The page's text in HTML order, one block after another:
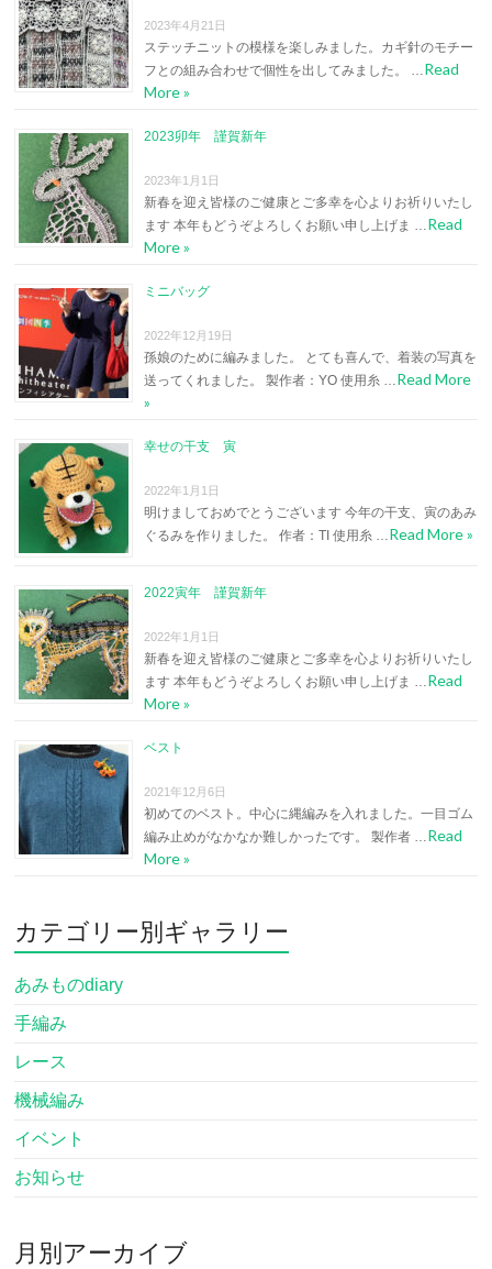
2023年4月21日
ステッチニットの模様を楽しみました。カギ針のモチー
フとの組み合わせで個性を出してみました。 …Read
More »
2023卯年 謹賀新年
2023年1月1日
新春を迎え皆様のご健康とご多幸を心よりお祈りいたし
ます 本年もどうぞよろしくお願い申し上げま …Read
More »
ミニバッグ
2022年12月19日
孫娘のために編みました。 とても喜んで、着装の写真を
送ってくれました。 製作者：YO 使用糸 …Read More
»
幸せの干支 寅
2022年1月1日
明けましておめでとうございます 今年の干支、寅のあみ
ぐるみを作りました。 作者：TI 使用糸 …Read More »
2022寅年 謹賀新年
2022年1月1日
新春を迎え皆様のご健康とご多幸を心よりお祈りいたし
ます 本年もどうぞよろしくお願い申し上げま …Read
More »
ベスト
2021年12月6日
初めてのベスト。中心に縄編みを入れました。一目ゴム
編み止めがなかなか難しかったです。 製作者 …Read
More »
カテゴリー別ギャラリー
あみものdiary
手編み
レース
機械編み
イベント
お知らせ
月別アーカイブ